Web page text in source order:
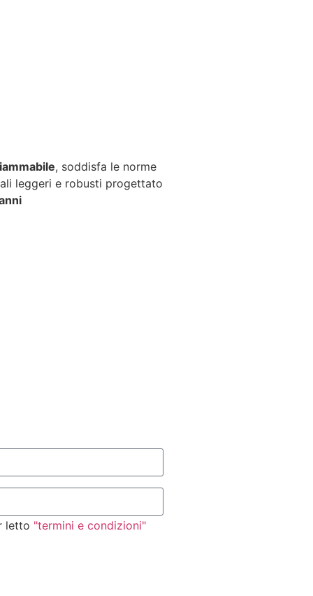
, soddisfa le norme
leggeri e robusti progettato
letto "termini e condizioni"